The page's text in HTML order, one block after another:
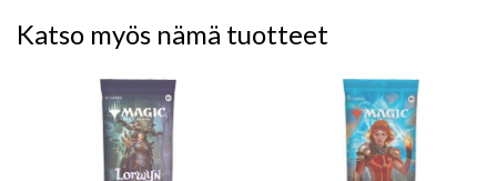
Katso myös nämä tuotteet